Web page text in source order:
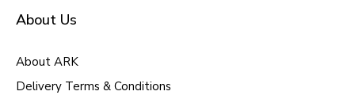
About Us
About ARK
Delivery Terms & Conditions